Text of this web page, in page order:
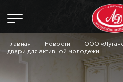
Главная Новости
ООО
двери для активной молодежи!